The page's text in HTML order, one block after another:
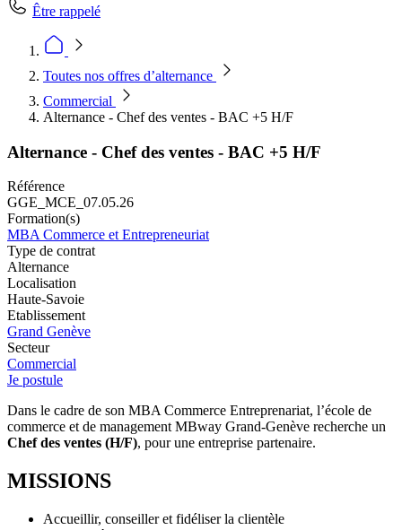
Être rappelé
Toutes nos offres d’alternance
Commercial
Alternance - Chef des ventes - BAC +5 H/F
Alternance - Chef des ventes - BAC +5 H/F
Référence
GGE_MCE_07.05.26
Formation(s)
MBA Commerce et Entrepreneuriat
Type de contrat
Alternance
Localisation
Haute-Savoie
Etablissement
Grand Genève
Secteur
Commercial
Je postule
Dans le cadre de son MBA Commerce Entreprenariat, l’école de
commerce et de management MBway Grand-Genève recherche un
Chef des ventes (H/F), pour une entreprise partenaire.
MISSIONS
Accueillir, conseiller et fidéliser la clientèle